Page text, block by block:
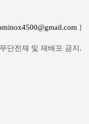
]
단전재 및 재배포 금지.